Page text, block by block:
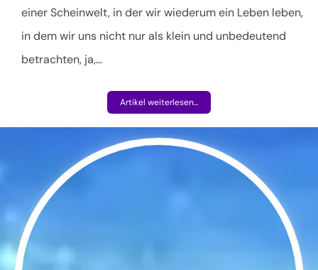
einer Scheinwelt, in der wir wiederum ein Leben leben,
in dem wir uns nicht nur als klein und unbedeutend
betrachten, ja,…
Artikel weiterlesen...